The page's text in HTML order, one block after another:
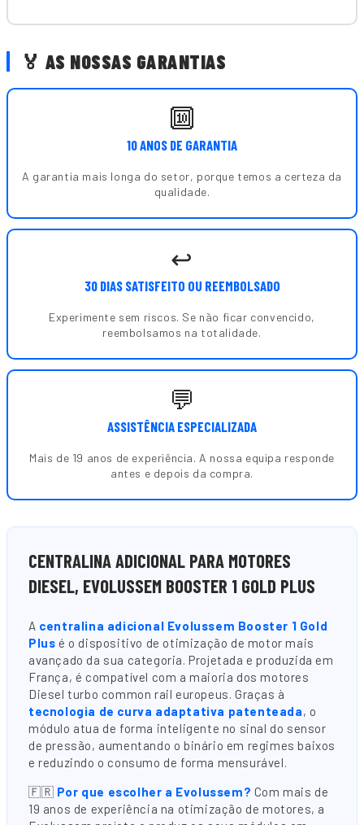
🏅 AS NOSSAS GARANTIAS
🔟
10 ANOS DE GARANTIA
A garantia mais longa do setor, porque temos a certeza da
qualidade.
↩️
30 DIAS SATISFEITO OU REEMBOLSADO
Experimente sem riscos. Se não ficar convencido,
reembolsamos na totalidade.
💬
ASSISTÊNCIA ESPECIALIZADA
Mais de 19 anos de experiência. A nossa equipa responde
antes e depois da compra.
CENTRALINA ADICIONAL PARA MOTORES
DIESEL, EVOLUSSEM BOOSTER 1 GOLD PLUS
A centralina adicional Evolussem Booster 1 Gold
Plus é o dispositivo de otimização de motor mais
avançado da sua categoria. Projetada e produzida em
França, é compatível com a maioria dos motores
Diesel turbo common rail europeus. Graças à
tecnologia de curva adaptativa patenteada, o
módulo atua de forma inteligente no sinal do sensor
de pressão, aumentando o binário em regimes baixos
e reduzindo o consumo de forma mensurável.
🇫🇷 Por que escolher a Evolussem? Com mais de
19 anos de experiência na otimização de motores, a